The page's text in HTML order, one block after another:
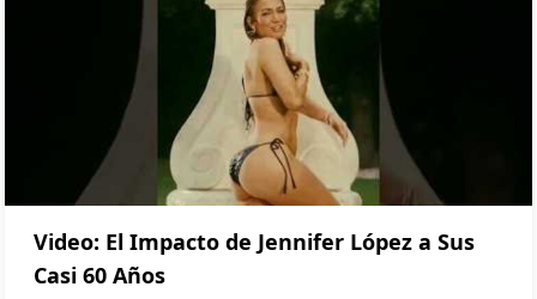
Video: El Impacto de Jennifer López a Sus
Casi 60 Años